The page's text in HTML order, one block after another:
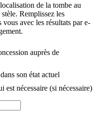
de la tombe au
Remplissez les
avec les résultats par e-
auprès de
son état actuel
est nécessaire (si nécessaire)